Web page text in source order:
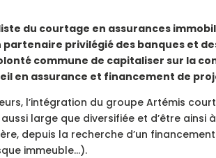
du courtage en assurances
privilégié des banques et
commune de capitaliser sur la
en assurance et financement de
l’intégration du groupe Artémis
large que diversifiée et d’être ainsi
depuis la recherche d’un
immeuble…).